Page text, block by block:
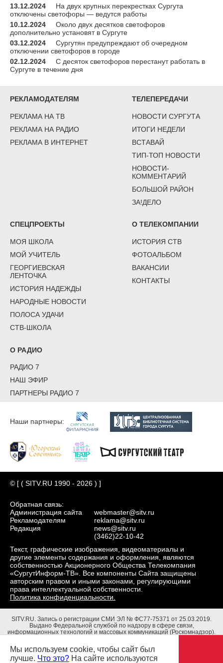
13.12.2024
На двух крупных перекрестках Сургута
отключены светофоры — ведутся работы
10.12.2024
Около двух десятков светофоров
дополнительно установят в Сургуте
03.12.2024
Сургутян предупреждают об очередном
отключении светофоров в городе
02.12.2024
С десяток светофоров перестанут работать в
Сургуте в течение дня
РЕКЛАМОДАТЕЛЯМ
РЕКЛАМА НА ТВ
РЕКЛАМА НА РАДИО
РЕКЛАМА В ИНТЕРНЕТ
ТЕЛЕПЕРЕДАЧИ
НОВОСТИ СУРГУТА
ИТОГИ НЕДЕЛИ
ВСТАВАЙ
ТИП-ТОП НОВОСТИ
НОВОСТИ-
КОММЕНТАРИЙ
БОЛЬШОЙ РАЙОН
ЗА!ДЕЛО
СПЕЦПРОЕКТЫ
МОЯ ШКОЛА
МОЙ УЧИТЕЛЬ
ГЕОРГИЕВСКАЯ
ЛЕНТОЧКА
ИСТОРИЯ НАДЕЖДЫ
НАРОДНЫЕ НОВОСТИ
ПОЛОСА УДАЧИ
СТВ-ШКОЛА
О ТЕЛЕКОМПАНИИ
ИСТОРИЯ СТВ
ФОТОАЛЬБОМ
ВАКАНСИИ
КОНТАКТЫ
О РАДИО
РАДИО 7
НАШ ЭФИР
ПАРТНЕРЫ РАДИО 7
Наши партнеры:
© [ ( SITV.RU 1990 - 2026 ) ]
Обратная связь:
Администрация сайта
Рекламодателям
Редакция
webmaster@sitv.ru
reklama@sitv.ru
news@sitv.ru
(3462)22-10-42
Текст, графические изображения, видеоматериалы и
другие элементы содержания и оформления, являются
собственностью Акционерного Общества Телекомпания
«СургутИнформ-ТВ». Все компоненты Сайта защищены
авторским правом и иными законами, регулирующими
права интеллектуальной собственности.
Политика конфиденциальности.
SITV.RU. Запись о регистрации СМИ ЭЛ № ФС77-75371 от 25.03.2019.
Выдано Федеральной службой по надзору в сфере связи,
информационных технологий и массовых коммуникаций (Роскомнадзор).
Адрес редакции: 628403, Тюменская обл., ХМАО - Югра, г. Сургут, ул.
Маяковского, д. 16. Главный редактор: Чубенко В.Л.
Мы используем cookie, чтобы сайт был
лучше. Что это? На сайте используются